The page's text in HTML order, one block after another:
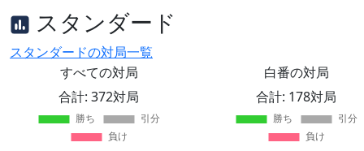
スタンダード
スタンダードの対局一覧
すべての対局
合計: 372対局
白番の対局
合計: 178対局